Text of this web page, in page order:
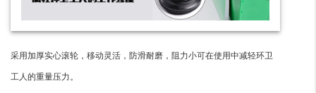
采用加厚实心滚轮，移动灵活，防滑耐磨，阻力小可在使用中减轻环卫
工人的重量压力。